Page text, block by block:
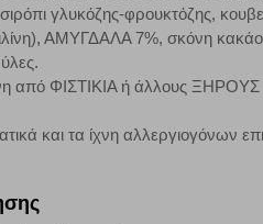
γλυκόζης-φρουκτόζης,
ΑΜΥΓΔΑΛΑ 7%, σκόνη κακάο,
από ΦΙΣΤΙΚΙΑ ή άλλους
και τα ίχνη αλλεργιογόνων
τη λειτουργία του ιστότοπου και
με το ενδεχόμενο σε αυτήν την